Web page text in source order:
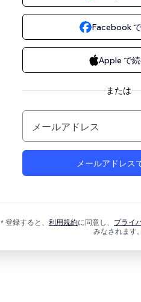
Facebook
Apple で
または
メールアドレス
メールアドレス
* 登録すると、 利用規約に同意し、 プライ
みなされます。